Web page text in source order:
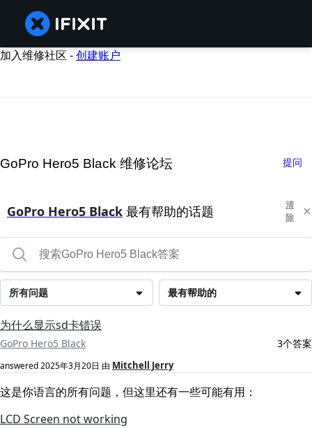
加入维修社区 -创建账户
GoPro Hero5 Black 维修论坛 提问
GoPro Hero5 Black 最有帮助的话题
清
除
最有帮助的
所有问题
为什么显示sd卡错误
GoPro Hero5 Black 3个答案
answered2025年3月20日 由 Mitchell Jerry
这是你语言的所有问题，但这里还有一些可能有用：
LCD Screen not working